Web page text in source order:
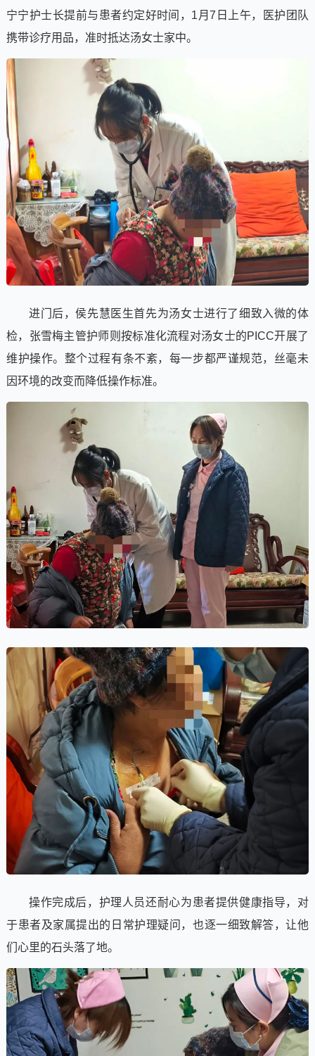
宁宁护士长提前与患者约定好时间，1月7日上午，医护团队
携带诊疗用品，准时抵达汤女士家中。
进门后，侯先慧医生首先为汤女士进行了细致入微的体
检，张雪梅主管护师则按标准化流程对汤女士的PICC开展了
维护操作。整个过程有条不紊，每一步都严谨规范，丝毫未
因环境的改变而降低操作标准。
操作完成后，护理人员还耐心为患者提供健康指导，对
于患者及家属提出的日常护理疑问，也逐一细致解答，让他
们心里的石头落了地。